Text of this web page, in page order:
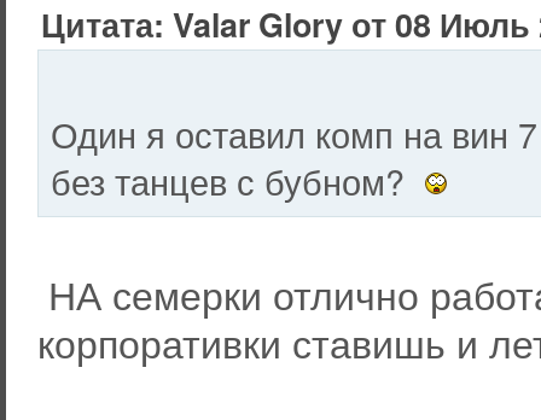
Цитата: Valar Glory от 08 Июль
Один я оставил комп на вин
без танцев с бубном?
НА семерки отлично
корпоративки ставишь и